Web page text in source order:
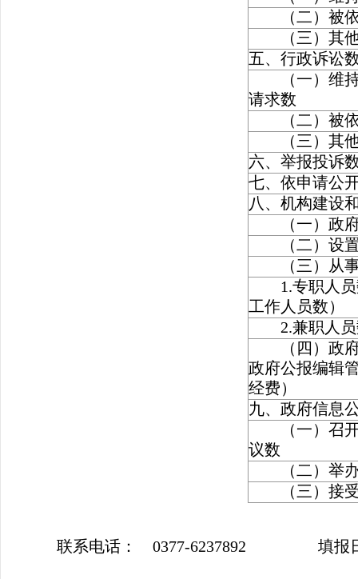
（二）被依
（三）其他
五、行政诉讼
（一）维持
请求数
（二）被依
（三）其他
六、举报投诉
七、依申请公
八、机构建设
（一）政府
（二）设置
（三）从事
1.专职人员
工作人员数）
2.兼职人员
（四）政府
政府公报编辑
经费）
九、政府信息
（一）召开
议数
（二）举办
（三）接受
联系电话： 0377-6237892 填报日